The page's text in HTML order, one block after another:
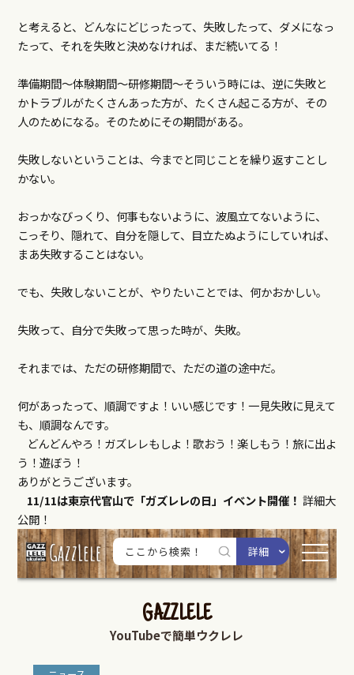
と考えると、どんなにどじったって、失敗したって、ダメになっ
たって、それを失敗と決めなければ、まだ続いてる！
準備期間～体験期間～研修期間～そういう時には、逆に失敗と
かトラブルがたくさんあった方が、たくさん起こる方が、その
人のためになる。そのためにその期間がある。
失敗しないということは、今までと同じことを繰り返すことし
かない。
おっかなびっくり、何事もないように、波風立てないように、
こっそり、隠れて、自分を隠して、目立たぬようにしていれば、
まあ失敗することはない。
でも、失敗しないことが、やりたいことでは、何かおかしい。
失敗って、自分で失敗って思った時が、失敗。
それまでは、ただの研修期間で、ただの道の途中だ。
何があったって、順調ですよ！いい感じです！一見失敗に見えて
も、順調なんです。
どんどんやろ！ガズレレもしよ！歌おう！楽しもう！旅に出よ
う！遊ぼう！
ありがとうございます。
11/11は東京代官山で「ガズレレの日」イベント開催！ 詳細大
公開！